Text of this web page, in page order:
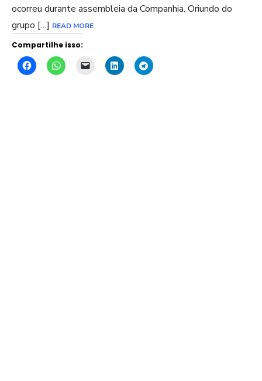
ocorreu durante assembleia da Companhia. Oriundo do
grupo […] READ MORE
Compartilhe isso: